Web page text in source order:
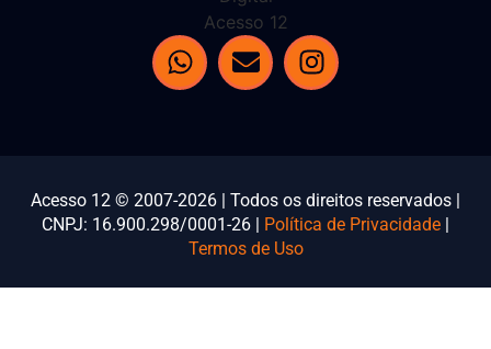
Acesso 12 © 2007-2026 | Todos os direitos reservados |
CNPJ: 16.900.298/0001-26 | Política de Privacidade |
Termos de Uso